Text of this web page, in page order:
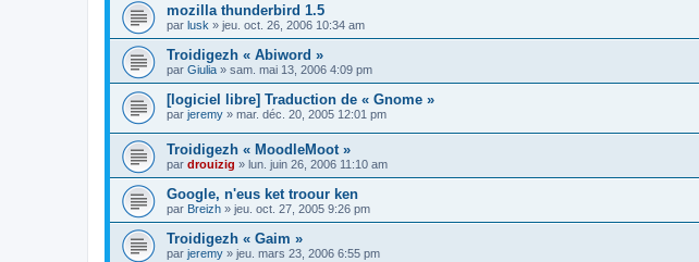
mozilla thunderbird 1.5
par lusk » jeu. oct. 26, 2006 10:34 am
Troidigezh « Abiword »
par Giulia » sam. mai 13, 2006 4:09 pm
[logiciel libre] Traduction de « Gnome »
par jeremy » mar. déc. 20, 2005 12:01 pm
Troidigezh « MoodleMoot »
par drouizig » lun. juin 26, 2006 11:10 am
Google, n'eus ket troour ken
par Breizh » jeu. oct. 27, 2005 9:26 pm
Troidigezh « Gaim »
par jeremy » jeu. mars 23, 2006 6:55 pm